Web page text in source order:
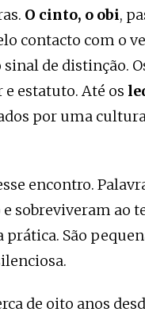
O cinto, o obi,
contacto com o
de distinção.
estatuto. Até os
por uma
encontro.
sobreviveram ao
prática. São
de oito anos